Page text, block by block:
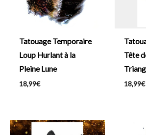
Tatouage Temporaire
Loup Hurlant à la
Pleine Lune
18,99€
Tête
18,99€